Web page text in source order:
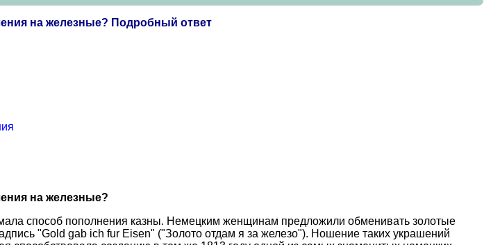
на железные? Подробный ответ
на железные?
способ пополнения казны. Немецким женщинам предложили обменивать золотые
"Gold gab ich fur Eisen" ("Золото отдам я за железо"). Ношение таких украшений